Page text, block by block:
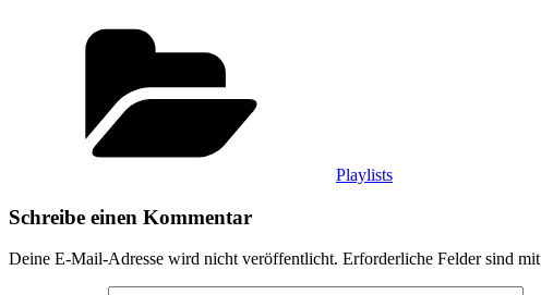
Playlists
Schreibe einen Kommentar
Deine E-Mail-Adresse wird nicht veröffentlicht. Erforderliche Felder sind mit